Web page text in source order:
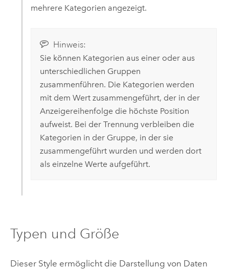
mehrere Kategorien angezeigt.
Hinweis:
Sie können Kategorien aus einer oder aus
unterschiedlichen Gruppen
zusammenführen. Die Kategorien werden
mit dem Wert zusammengeführt, der in der
Anzeigereihenfolge die höchste Position
aufweist. Bei der Trennung verbleiben die
Kategorien in der Gruppe, in der sie
zusammengeführt wurden und werden dort
als einzelne Werte aufgeführt.
Typen und Größe
Dieser Style ermöglicht die Darstellung von Daten